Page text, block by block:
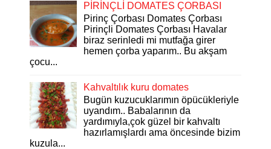
PİRİNÇLİ DOMATES ÇORBASI
Pirinç Çorbası Domates Çorbası
Pirinçli Domates Çorbası Havalar
biraz serinledi mi mutfağa girer
hemen çorba yaparım.. Bu akşam
çocu...
Kahvaltılık kuru domates
Bugün kuzucuklarımın öpücükleriyle
uyandım.. Babalarının da
yardımıyla,çok güzel bir kahvaltı
hazırlamışlardı ama öncesinde bizim
kuzula...